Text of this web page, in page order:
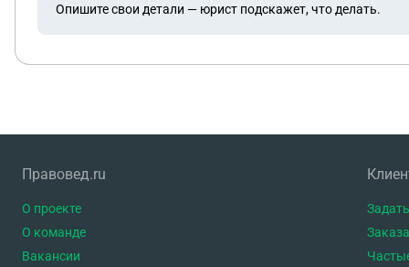
Опишите свои детали — юрист подскажет, что делать.
Правовед.ru
О проекте
О команде
Вакансии